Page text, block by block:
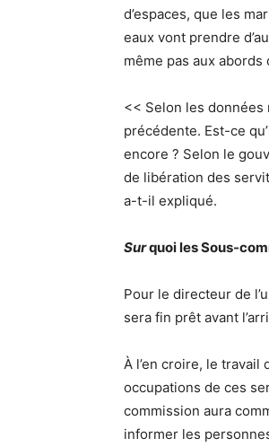
d’espaces, que les
eaux vont prendre
même pas aux abords
<< Selon les données
précédente. Est-ce
encore ? Selon le
de libération des
a-t-il expliqué.
Surquoi les Sous-
Pour le directeur de
sera fin prêt avant
À l’en croire, le
occupations de ces
commission aura
informer les